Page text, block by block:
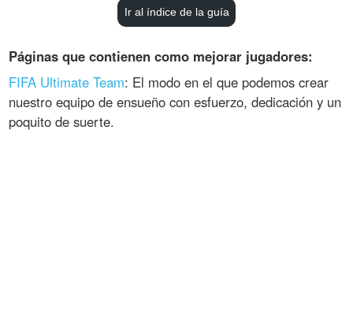
Ir al índice de la guía
Páginas que contienen como mejorar jugadores:
FIFA Ultimate Team: El modo en el que podemos crear
nuestro equipo de ensueño con esfuerzo, dedicación y un
poquito de suerte.